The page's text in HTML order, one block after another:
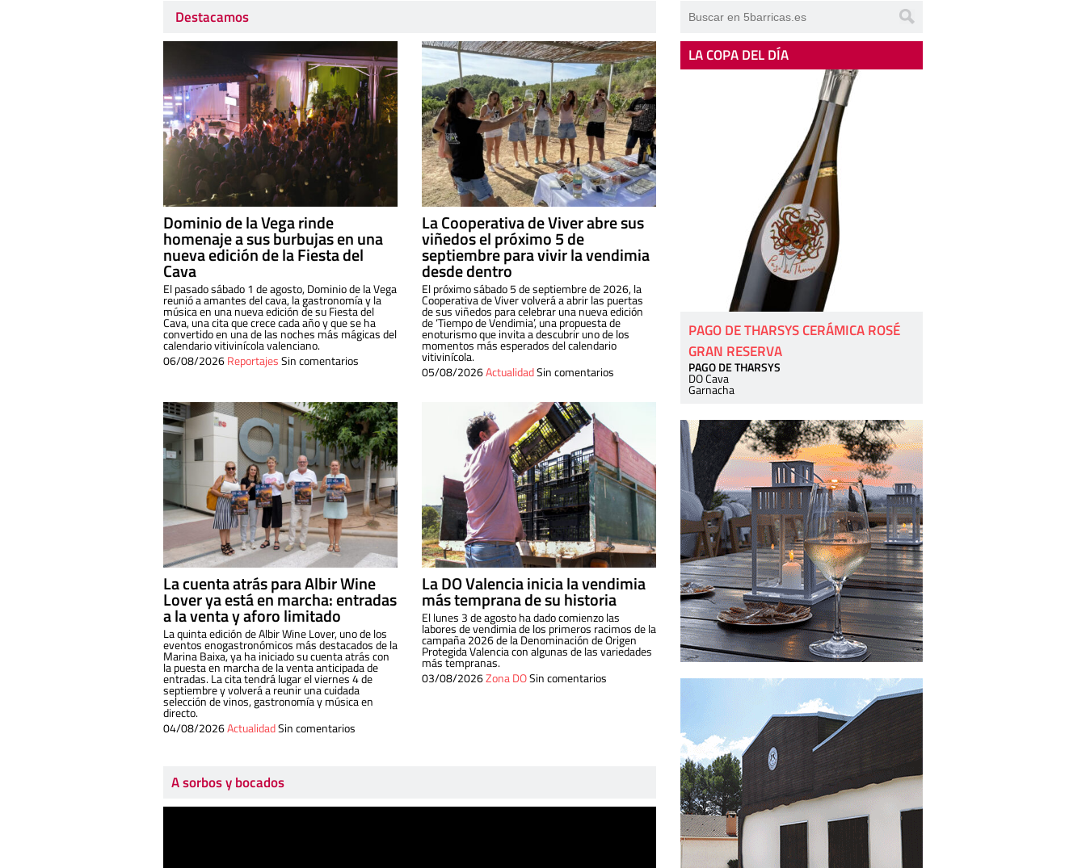
Destacamos
Dominio de la Vega rinde
homenaje a sus burbujas en una
nueva edición de la Fiesta del
Cava
El pasado sábado 1 de agosto, Dominio de la Vega
reunió a amantes del cava, la gastronomía y la
música en una nueva edición de su Fiesta del
Cava, una cita que crece cada año y que se ha
convertido en una de las noches más mágicas del
calendario vitivinícola valenciano.
06/08/2026ReportajesSin comentarios
La Cooperativa de Viver abre sus
viñedos el próximo 5 de
septiembre para vivir la vendimia
desde dentro
El próximo sábado 5 de septiembre de 2026, la
Cooperativa de Viver volverá a abrir las puertas
de sus viñedos para celebrar una nueva edición
de ‘Tiempo de Vendimia’, una propuesta de
enoturismo que invita a descubrir uno de los
momentos más esperados del calendario
vitivinícola.
05/08/2026ActualidadSin comentarios
La cuenta atrás para Albir Wine
Lover ya está en marcha: entradas
a la venta y aforo limitado
La quinta edición de Albir Wine Lover, uno de los
eventos enogastronómicos más destacados de la
Marina Baixa, ya ha iniciado su cuenta atrás con
la puesta en marcha de la venta anticipada de
entradas. La cita tendrá lugar el viernes 4 de
septiembre y volverá a reunir una cuidada
selección de vinos, gastronomía y música en
directo.
04/08/2026ActualidadSin comentarios
La DO Valencia inicia la vendimia
más temprana de su historia
El lunes 3 de agosto ha dado comienzo las
labores de vendimia de los primeros racimos de la
campaña 2026 de la Denominación de Origen
Protegida Valencia con algunas de las variedades
más tempranas.
03/08/2026Zona DOSin comentarios
A sorbos y bocados
LA COPA DEL DÍA
PAGO DE THARSYS CERÁMICA ROSÉ
GRAN RESERVA
PAGO DE THARSYS
DO Cava
Garnacha